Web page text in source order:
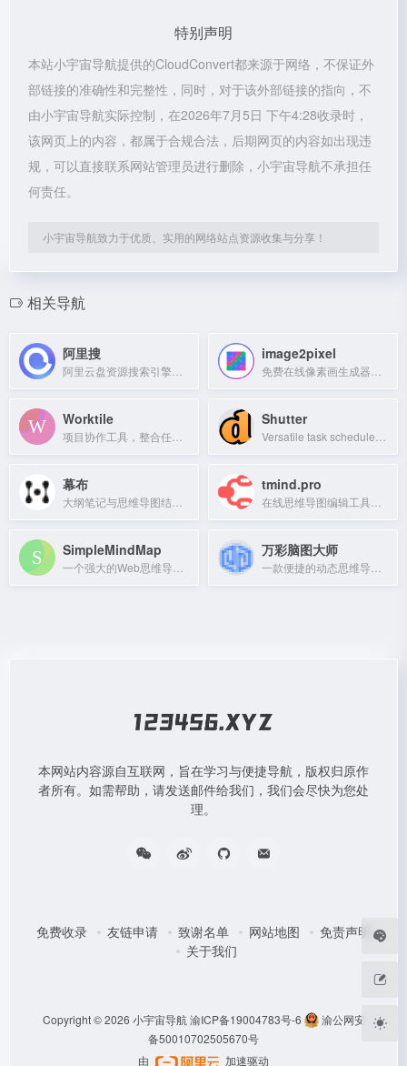
特别声明
本站小宇宙导航提供的CloudConvert都来源于网络，不保证外
部链接的准确性和完整性，同时，对于该外部链接的指向，不
由小宇宙导航实际控制，在2026年7月5日 下午4:28收录时，
该网页上的内容，都属于合规合法，后期网页的内容如出现违
规，可以直接联系网站管理员进行删除，小宇宙导航不承担任
何责任。
小宇宙导航致力于优质、实用的网络站点资源收集与分享！
相关导航
阿里搜 image2pixel
Worktile Shutter
幕布 tmind.pro
SimpleMindMap 万彩脑图大师
本网站内容源自互联网，旨在学习与便捷导航，版权归原作
者所有。如需帮助，请发送邮件给我们，我们会尽快为您处
理。
免费收录 友链申请 致谢名单 网站地图
免责声明
关于我们
Copyright © 2026 小宇宙导航 渝ICP备19004783号-6
渝公网安
备50010702505670号
由
加速驱动